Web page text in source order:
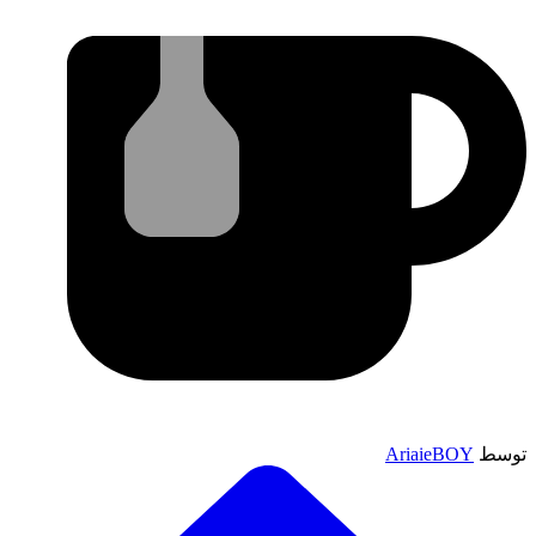
توسط AriaieBOY